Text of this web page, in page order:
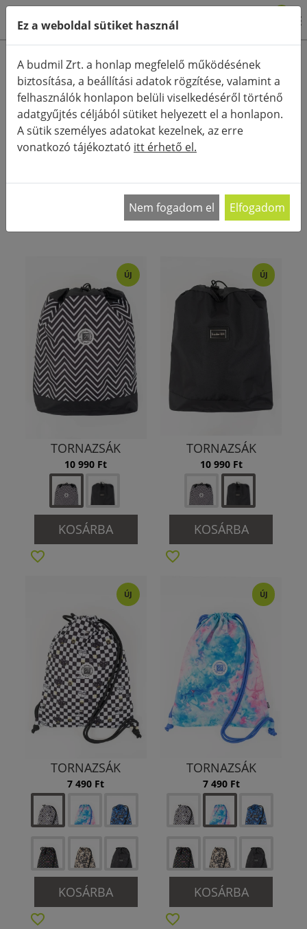
Termékkategóriák
Részletes keresés
FŐOLDAL KATEGÓRIÁK
KIEGÉSZÍTŐK (TÁSKA)
TORNAZSÁK
RENDEZÉS:
A tornazsák fénykorát éli mind a fiatal, mind az
idősebb korosztály tagjai között, hiszen az
ÚJ
TORNAZSÁK
10 990 Ft
KOSÁRBA
ÚJ
TORNAZSÁK
10 990 Ft
KOSÁRBA
ÚJ
TORNAZSÁK
7 490 Ft
KOSÁRBA
ÚJ
TORNAZSÁK
7 490 Ft
KOSÁRBA
Ez a weboldal sütiket használ
A budmil Zrt. a honlap megfelelő működésének
biztosítása, a beállítási adatok rögzítése, valamint a
felhasználók honlapon belüli viselkedéséről történő
adatgyűjtés céljából sütiket helyezett el a honlapon.
A sütik személyes adatokat kezelnek, az erre
vonatkozó tájékoztató itt érhető el.
Nem fogadom el Elfogadom